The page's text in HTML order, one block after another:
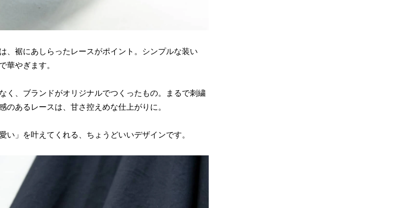
、裾にあしらったレースがポイント。シンプルな装い
華やぎます。
く、ブランドがオリジナルでつくったもの。まるで刺繍
のあるレースは、甘さ控えめな仕上がりに。
い」を叶えてくれる、ちょうどいいデザインです。